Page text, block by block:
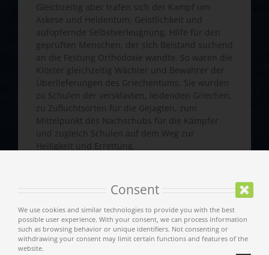
Gleichzeitig aber trafen sich der Kampf um
Askese und Heldentum, Geistlichkeit und
aufopfernde Selbstverleugnung, Hilfe für den
geprüften Menschen, der sich Beistand suchend
an die Festung Orthodoxie wandte. So waren die
Klöster gleichzeitig Wächter und Bewahrer der
Überlieferungen des Griechentums. Sie wurden
zu Schulen der versklavten, leidenden Griechen,
zu Zufluchtsorten für die Gejagten, zum
Mittelpunkt des Nachschubs für die Kämpfer
und zugleich Schulen auf dem Weg zur
Heiligkeit und Errettung.
Tradition in der Askese, der Anzahl der Heiligen,
die dort auf den gesegneten Felsen lebten, mit
dem frommen Dasein und der Vielfalt der
Reliquien, die in ihnen als wertvollste Schätze
bewahrt werden, waren und bleiben lebendige
Horte der orthodoxen Geistlichkeit.
Consent
We use cookies and similar technologies to provide you with the best
possible user experience. With your consent, we can process information
such as browsing behavior or unique identifiers. Not consenting or
withdrawing your consent may limit certain functions and features of the
website.